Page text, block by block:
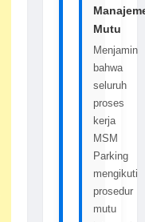
Mutu
Menjamin
bahwa
seluruh
proses
kerja
MSM
Parking
mengikuti
prosedur
mutu